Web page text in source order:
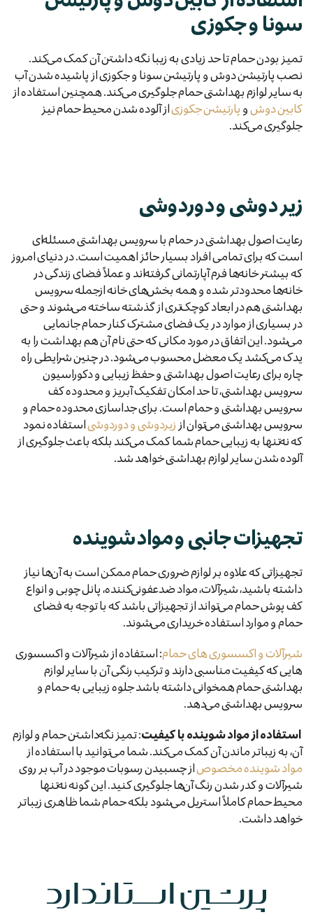
سونا و جکوزی
تمیز بودن حمام تا حد زیادی به زیبا نگه داشتن آن کمک می‌کند.
نصب پارتیشن دوش و پارتیشن سونا و جکوزی از پاشیده شدن آب
به سایر لوازم بهداشتی حمام جلوگیری می‌کند. همچنین استفاده از
کابین دوشو پارتیشن جکوزیاز آلوده شدن محیط حمام نیز
جلوگیری می‌کند.
زیر دوشی و دوردوشی
رعایت اصول بهداشتی در حمام با سرویس بهداشتی مسئله‌ای
است که برای تمامی افراد بسیار حائز اهمیت است. در دنیای امروز
که بیشتر خانه‌ها فرم آپارتمانی گرفته‌اند و عملاً فضای زندگی در
خانه‌ها محدودتر شده و همه بخش‌های خانه ازجمله سرویس
بهداشتی هم در ابعاد کوچک‌تری از گذشته ساخته می‌شوند و حتی
در بسیاری از موارد در یک فضای مشترک کنار حمام جانمایی
می‌شود. این اتفاق در مورد مکانی که حتی نام آن هم بهداشت را به
یدک می‌کشد یک معضل محسوب می‌شود. در چنین شرایطی راه
چاره برای رعایت اصول بهداشتی و حفظ زیبایی و دکوراسیون
سرویس بهداشتی، تا حد امکان تفکیک آبریز و محدوده کف
سرویس بهداشتی و حمام است. برای جداسازی محدوده حمام و
سرویس بهداشتی می‌توان از زیردوشی و دوردوشیاستفاده نمود
که نه‌تنها به زیبایی حمام شما کمک می‌کند بلکه باعث جلوگیری از
آلوده شدن سایر لوازم بهداشتی خواهد شد.
تجهیزات جانبی و مواد شوینده
تجهیزاتی که علاوه بر لوازم ضروری حمام ممکن است به آن‌ها نیاز
داشته باشید، شیرآلات، مواد ضدعفونی‌کننده، پانل چوبی و انواع
کف پوش حمام می‌تواند از تجهیزاتی باشد که با توجه به فضای
حمام و موارد استفاده خریداری می‌شوند.
شیرآلات و اکسسوری های حمام: استفاده از شیرآلات و اکسسوری
هایی که کیفیت مناسبی دارند و ترکیب رنگی آن با سایر لوازم
بهداشتی حمام همخوانی داشته باشد جلوه زیبایی به حمام و
سرویس بهداشتی می‌دهد.
استفاده از مواد شوینده با کیفیت: تمیز نگه‌داشتن حمام و لوازم
آن، به زیباتر ماندن آن کمک می‌کند. شما می‌توانید با استفاده از
مواد شوینده مخصوصاز چسبیدن رسوبات موجود در آب بر روی
شیرآلات و کدر شدن رنگ آن‌ها جلوگیری کنید. این گونه نه‌تنها
محیط حمام کاملاً استریل می‌شود بلکه حمام شما ظاهری زیباتر
خواهد داشت.